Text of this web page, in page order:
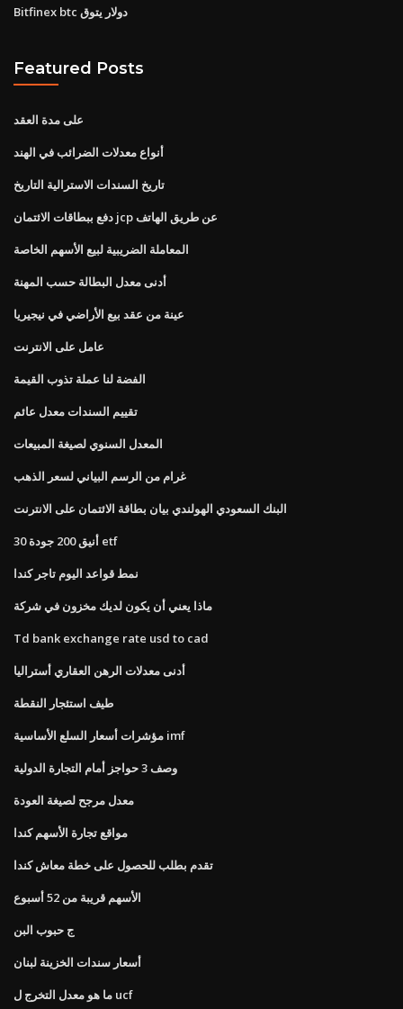
Bitfinex btc دولار يتوق
Featured Posts
على مدة العقد
أنواع معدلات الضرائب في الهند
تاريخ السندات الاسترالية التاريخ
دفع ببطاقات الائتمان jcp عن طريق الهاتف
المعاملة الضريبية لبيع الأسهم الخاصة
أدنى معدل البطالة حسب المهنة
عينة من عقد بيع الأراضي في نيجيريا
عامل على الانترنت
الفضة لنا عملة تذوب القيمة
تقييم السندات معدل عائم
المعدل السنوي لصيغة المبيعات
غرام من الرسم البياني لسعر الذهب
البنك السعودي الهولندي بيان بطاقة الائتمان على الانترنت
أنيق 200 جودة 30 etf
نمط قواعد اليوم تاجر كندا
ماذا يعني أن يكون لديك مخزون في شركة
Td bank exchange rate usd to cad
أدنى معدلات الرهن العقاري أستراليا
طيف استئجار النقطة
مؤشرات أسعار السلع الأساسية imf
وصف 3 حواجز أمام التجارة الدولية
معدل مرجح لصيغة العودة
مواقع تجارة الأسهم كندا
تقدم بطلب للحصول على خطة معاش كندا
الأسهم قريبة من 52 أسبوع
ج حبوب البن
أسعار سندات الخزينة لبنان
ما هو معدل التخرج ل ucf